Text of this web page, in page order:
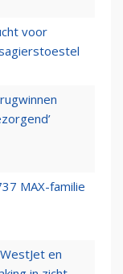
voor
MAX-familie
en